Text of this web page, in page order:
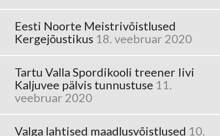
Eesti Noorte Meistrivõistlused
Kergejõustikus 18. veebruar 2020
Tartu Valla Spordikooli treener Iivi
Kaljuvee pälvis tunnustuse 11.
veebruar 2020
Valga lahtised maadlusvõistlused 10.